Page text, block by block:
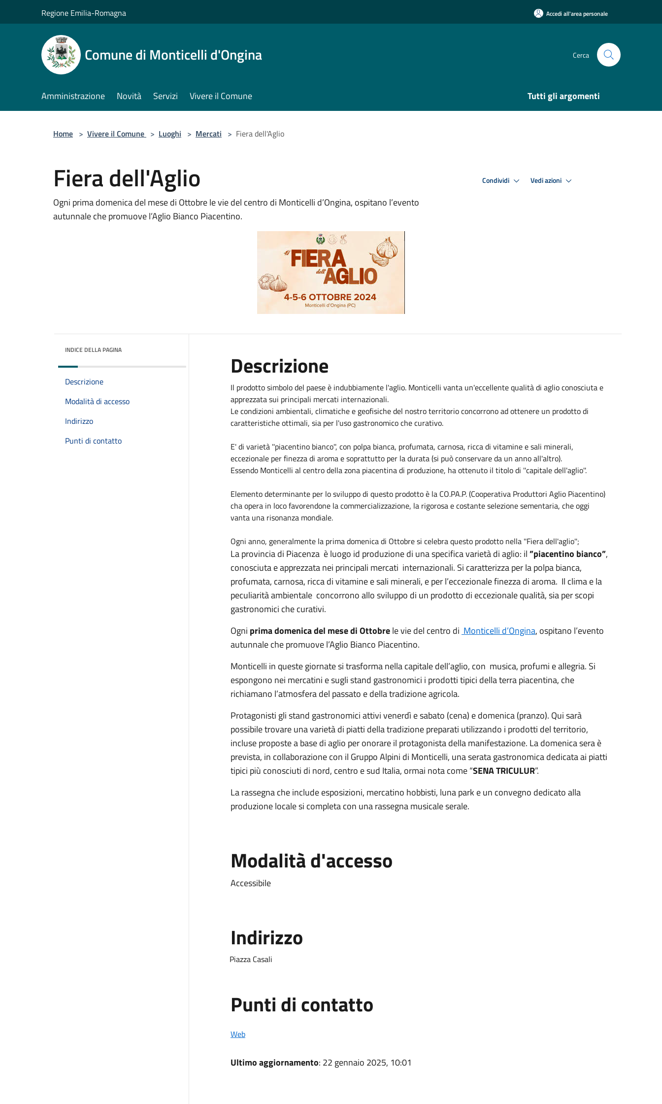
Regione Emilia-Romagna Accedi all'area personale
Comune di Monticelli d'Ongina Cerca
Amministrazione Novità Servizi Vivere il Comune Tutti gli argomenti
Home > Vivere il Comune > Luoghi > Mercati > Fiera dell'Aglio
Fiera dell'Aglio
Ogni prima domenica del mese di Ottobre le vie del centro di Monticelli d’Ongina, ospitano l’evento
autunnale che promuove l’Aglio Bianco Piacentino.
Condividi Vedi azioni
INDICE DELLA PAGINA
Descrizione
Modalità di accesso
Indirizzo
Punti di contatto
Descrizione
Il prodotto simbolo del paese è indubbiamente l'aglio. Monticelli vanta un'eccellente qualità di aglio conosciuta e
apprezzata sui principali mercati internazionali.
Le condizioni ambientali, climatiche e geofisiche del nostro territorio concorrono ad ottenere un prodotto di
caratteristiche ottimali, sia per l'uso gastronomico che curativo.
E' di varietà ''piacentino bianco'', con polpa bianca, profumata, carnosa, ricca di vitamine e sali minerali,
eccezionale per finezza di aroma e soprattutto per la durata (si può conservare da un anno all'altro).
Essendo Monticelli al centro della zona piacentina di produzione, ha ottenuto il titolo di ''capitale dell'aglio''.
Elemento determinante per lo sviluppo di questo prodotto è la CO.PA.P. (Cooperativa Produttori Aglio Piacentino)
cha opera in loco favorendone la commercializzazione, la rigorosa e costante selezione sementaria, che oggi
vanta una risonanza mondiale.
Ogni anno, generalmente la prima domenica di Ottobre si celebra questo prodotto nella ''Fiera dell'aglio'';
La provincia di Piacenza è luogo id produzione di una specifica varietà di aglio: il”piacentino bianco”,
conosciuta e apprezzata nei principali mercati internazionali. Si caratterizza per la polpa bianca,
profumata, carnosa, ricca di vitamine e sali minerali, e per l’eccezionale finezza di aroma. Il clima e la
peculiarità ambientale concorrono allo sviluppo di un prodotto di eccezionale qualità, sia per scopi
gastronomici che curativi.
Ogni prima domenica del mese di Ottobrele vie del centro di Monticelli d’Ongina, ospitano l’evento
autunnale che promuove l’Aglio Bianco Piacentino.
Monticelli in queste giornate si trasforma nella capitale dell’aglio, con musica, profumi e allegria. Si
espongono nei mercatini e sugli stand gastronomici i prodotti tipici della terra piacentina, che
richiamano l’atmosfera del passato e della tradizione agricola.
Protagonisti gli stand gastronomici attivi venerdì e sabato (cena) e domenica (pranzo). Qui sarà
possibile trovare una varietà di piatti della tradizione preparati utilizzando i prodotti del territorio,
incluse proposte a base di aglio per onorare il protagonista della manifestazione. La domenica sera è
prevista, in collaborazione con il Gruppo Alpini di Monticelli, una serata gastronomica dedicata ai piatti
tipici più conosciuti di nord, centro e sud Italia, ormai nota come “SENA TRICULUR”.
La rassegna che include esposizioni, mercatino hobbisti, luna park e un convegno dedicato alla
produzione locale si completa con una rassegna musicale serale.
Modalità d'accesso
Accessibile
Indirizzo
Piazza Casali
Punti di contatto
Web
Ultimo aggiornamento: 22 gennaio 2025, 10:01